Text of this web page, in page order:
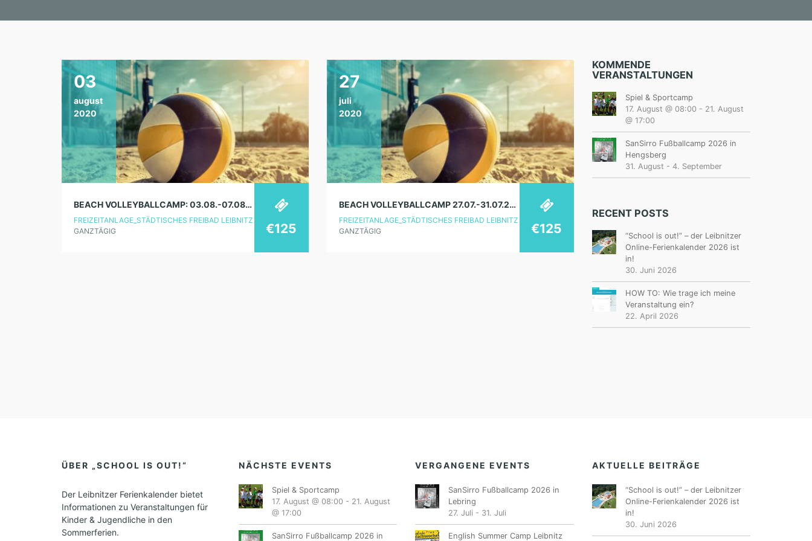
03
august
2020
BEACH VOLLEYBALLCAMP: 03.08.-07.08.2020
FREIZEITANLAGE_STÄDTISCHES FREIBAD LEIBNITZ
GANZTÄGIG
€125
27
juli
2020
BEACH VOLLEYBALLCAMP 27.07.-31.07.2020
FREIZEITANLAGE_STÄDTISCHES FREIBAD LEIBNITZ
GANZTÄGIG
€125
KOMMENDE
VERANSTALTUNGEN
Spiel & Sportcamp
17. August @ 08:00- 21. August
@ 17:00
SanSirro Fußballcamp 2026 in
Hengsberg
31. August - 4. September
RECENT POSTS
“School is out!” – der Leibnitzer
Online-Ferienkalender 2026 ist
in!
30. Juni 2026
HOW TO: Wie trage ich meine
Veranstaltung ein?
22. April 2026
ÜBER „SCHOOL IS OUT!“
Der Leibnitzer Ferienkalender bietet
Informationen zu Veranstaltungen für
Kinder & Jugendliche in den
Sommerferien.
NÄCHSTE EVENTS
Spiel & Sportcamp
17. August @ 08:00- 21. August
@ 17:00
SanSirro Fußballcamp 2026 in
VERGANGENE EVENTS
SanSirro Fußballcamp 2026 in
Lebring
27. Juli - 31. Juli
English Summer Camp Leibnitz
AKTUELLE BEITRÄGE
“School is out!” – der Leibnitzer
Online-Ferienkalender 2026 ist
in!
30. Juni 2026